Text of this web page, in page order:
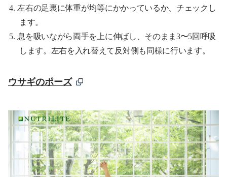
左右の足裏に体重が均等にかかっているか、チェックし
ます。
息を吸いながら両手を上に伸ばし、そのまま3〜5回呼吸
します。左右を入れ替えて反対側も同様に行います。
ウサギのポーズ